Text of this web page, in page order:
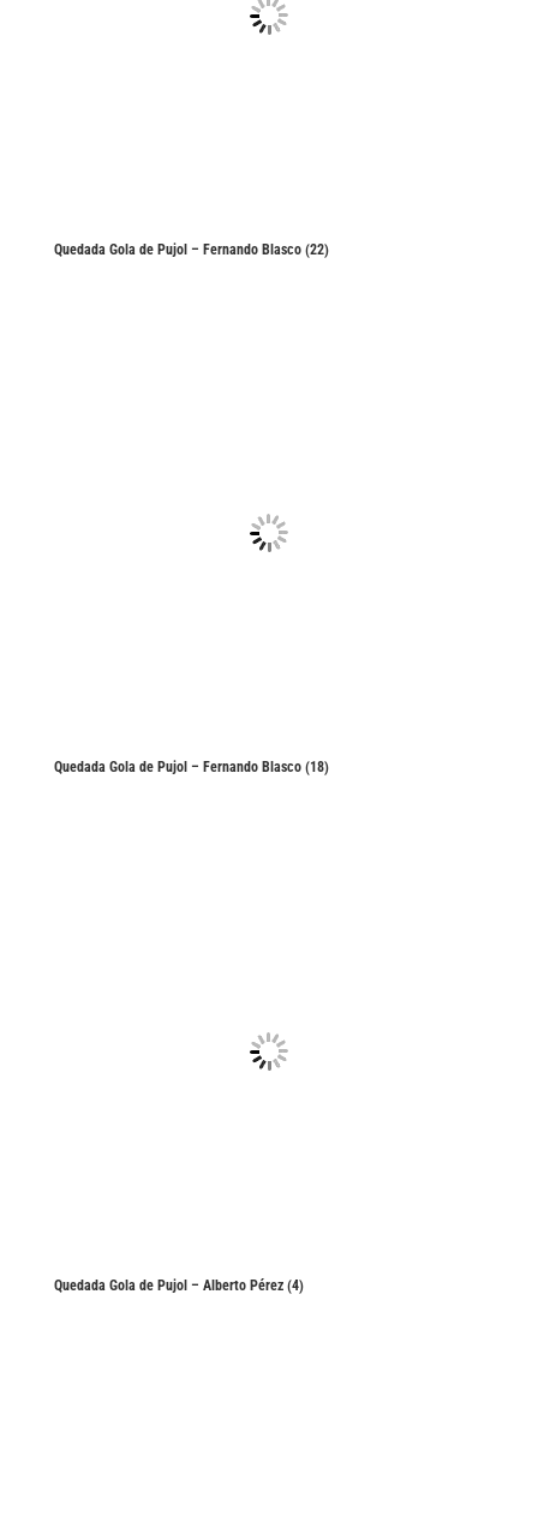
Quedada Gola de Pujol – Fernando Blasco (22)
Quedada Gola de Pujol – Fernando Blasco (18)
Quedada Gola de Pujol – Alberto Pérez (4)